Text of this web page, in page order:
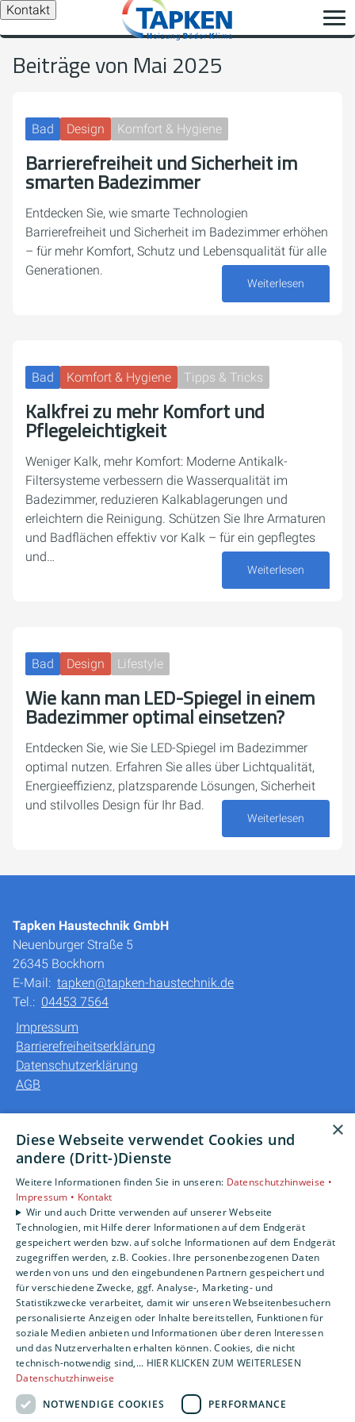
Kontakt
Beiträge von Mai 2025
Bad Design Komfort & Hygiene
Barrierefreiheit und Sicherheit im
smarten Badezimmer
Entdecken Sie, wie smarte Technologien
Barrierefreiheit und Sicherheit im Badezimmer erhöhen
– für mehr Komfort, Schutz und Lebensqualität für alle
Generationen.
Weiterlesen
Bad Komfort & Hygiene Tipps & Tricks
Kalkfrei zu mehr Komfort und
Pflegeleichtigkeit
Weniger Kalk, mehr Komfort: Moderne Antikalk-
Filtersysteme verbessern die Wasserqualität im
Badezimmer, reduzieren Kalkablagerungen und
erleichtern die Reinigung. Schützen Sie Ihre Armaturen
und Badflächen effektiv vor Kalk – für ein gepflegtes
und…
Weiterlesen
Bad Design Lifestyle
Wie kann man LED-Spiegel in einem
Badezimmer optimal einsetzen?
Entdecken Sie, wie Sie LED-Spiegel im Badezimmer
optimal nutzen. Erfahren Sie alles über Lichtqualität,
Energieeffizienz, platzsparende Lösungen, Sicherheit
und stilvolles Design für Ihr Bad.
Weiterlesen
Tapken Haustechnik GmbH
Neuenburger Straße 5
26345 Bockhorn
E-Mail: tapken@tapken-haustechnik.de
Tel.: 04453 7564
Impressum
Barrierefreiheitserklärung
Datenschutzerklärung
AGB
Privatkunden
Gewerbekunden
Karriere
Unternehmen
Kontakt
×
Diese Webseite verwendet Cookies und
andere (Dritt-)Dienste
Weitere Informationen finden Sie in unseren: Datenschutzhinweise •
Impressum • Kontakt
Wir und auch Dritte verwenden auf unserer Webseite
Technologien, mit Hilfe derer Informationen auf dem Endgerät
gespeichert werden bzw. auf solche Informationen auf dem Endgerät
zugegriffen werden, z.B. Cookies. Ihre personenbezogenen Daten
werden von uns und den eingebundenen Partnern gespeichert und
für verschiedene Zwecke, ggf. Analyse-, Marketing- und
Statistikzwecke verarbeitet, damit wir unseren Webseitenbesuchern
personalisierte Anzeigen oder Inhalte bereitstellen, Funktionen für
soziale Medien anbieten und Informationen über deren Interessen
und das Nutzerverhalten erhalten können. Cookies, die nicht
technisch-notwendig sind,... HIER KLICKEN ZUM WEITERLESEN
Datenschutzhinweise
NOTWENDIGE COOKIES
PERFORMANCE